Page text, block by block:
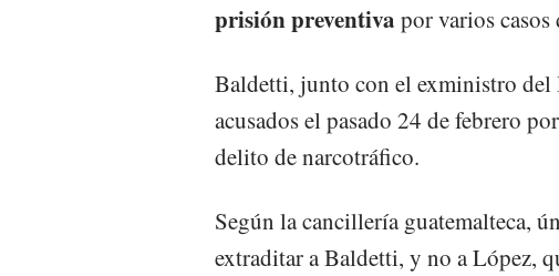
prisión preventiva por varios
Baldetti, junto con el exministro
acusados el pasado 24 de febrero
delito de narcotráfico.
Según la cancillería guatemalteca,
extraditar a Baldetti, y no a López,